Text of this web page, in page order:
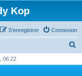
Kop
Connexion
S’enregistrer
06:22